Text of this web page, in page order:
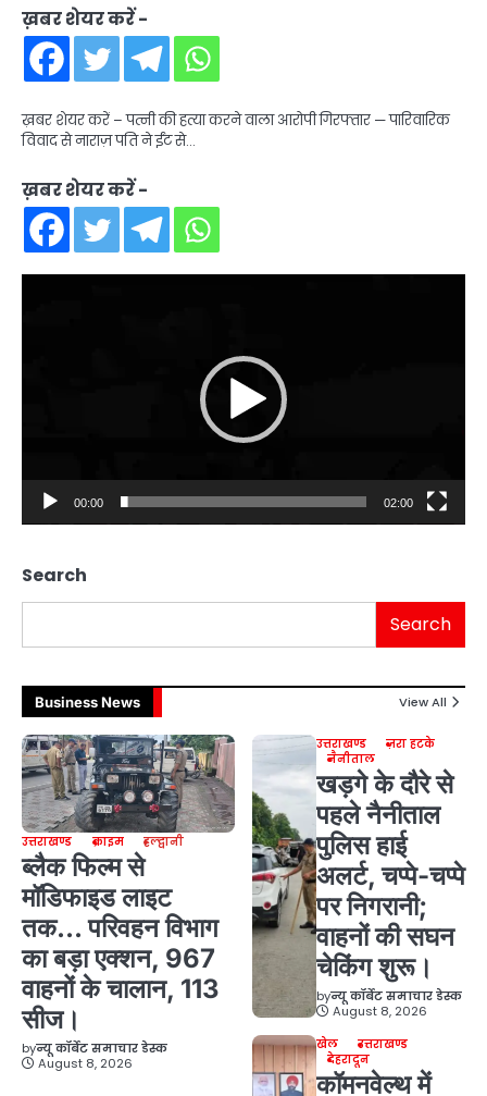
ख़बर शेयर करें -
ख़बर शेयर करें – पत्नी की हत्या करने वाला आरोपी गिरफ्तार — पारिवारिक
विवाद से नाराज़ पति ने ईंट से…
ख़बर शेयर करें -
00:00 02:00
Search
Search
Business News View All
उत्तराखण्ड क्राइम हल्द्वानी
ब्लैक फिल्म से
मॉडिफाइड लाइट
तक… परिवहन विभाग
का बड़ा एक्शन, 967
वाहनों के चालान, 113
सीज।
byन्यू कॉर्बेट समाचार डेस्क
August 8, 2026
उत्तराखण्ड
ज़रा हटके
नैनीताल
खड़गे के दौरे से
पहले नैनीताल
पुलिस हाई
अलर्ट, चप्पे-चप्पे
पर निगरानी;
वाहनों की सघन
चेकिंग शुरू।
byन्यू कॉर्बेट समाचार डेस्क
August 8, 2026
खेल
उत्तराखण्ड
देहरादून
कॉमनवेल्थ में